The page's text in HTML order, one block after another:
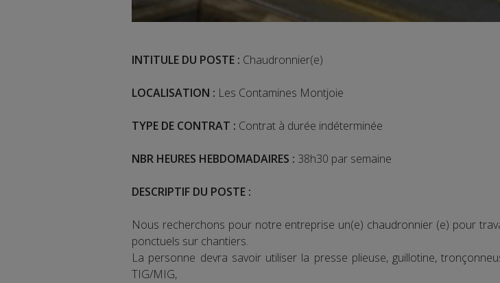
INTITULE DU POSTE : Chaudronnier(e)
LOCALISATION : Les Contamines Montjoie
TYPE DE CONTRAT : Contrat à durée indéterminée
NBR HEURES HEBDOMADAIRES : 38h30 par semaine
DESCRIPTIF DU POSTE :
Nous recherchons pour notre entreprise un(e) chaudronnier (e) pour
ponctuels sur chantiers.
La personne devra savoir utiliser la presse plieuse, guillotine,
TIG/MIG,